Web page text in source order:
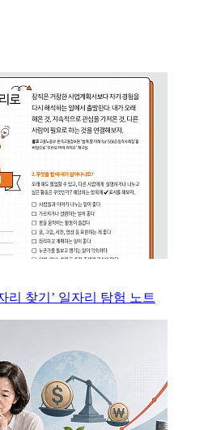
리 찾기’ 일자리 탐험 노트